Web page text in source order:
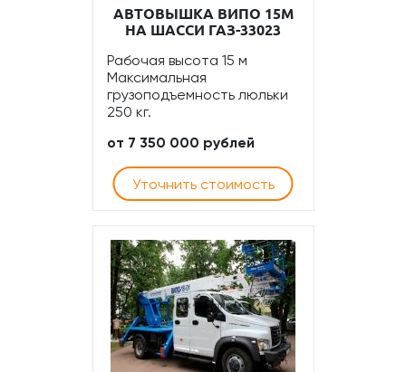
АВТОВЫШКА ВИПО 15М
НА ШАССИ ГАЗ-33023
Рабочая высота 15 м
Максимальная
грузоподъемность люльки
250 кг.
от 7 350 000 рублей
Уточнить стоимость